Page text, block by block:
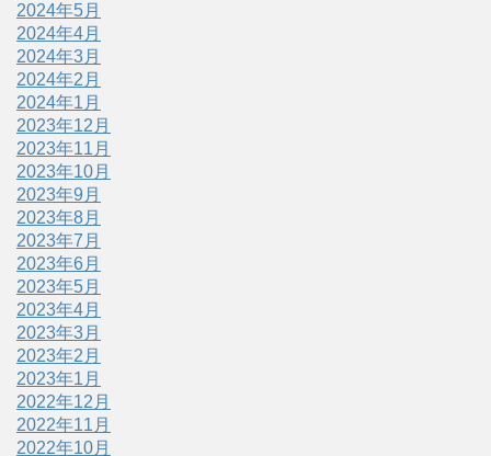
2024年5月
2024年4月
2024年3月
2024年2月
2024年1月
2023年12月
2023年11月
2023年10月
2023年9月
2023年8月
2023年7月
2023年6月
2023年5月
2023年4月
2023年3月
2023年2月
2023年1月
2022年12月
2022年11月
2022年10月